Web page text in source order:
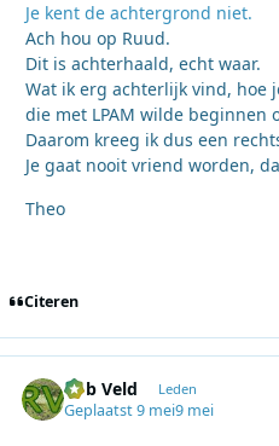
Je kent de achtergrond niet.
Ach hou op Ruud.
Dit is achterhaald, echt waar.
Wat ik erg achterlijk vind, hoe
die met LPAM wilde beginnen
Daarom kreeg ik dus een
Je gaat nooit vriend worden,
Theo
Citeren
Rob Veld Leden
Geplaatst9 mei9 mei